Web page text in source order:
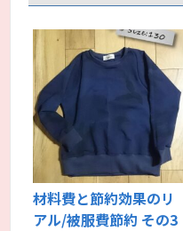
材料費と節約効果のリ
アル/被服費節約 その3